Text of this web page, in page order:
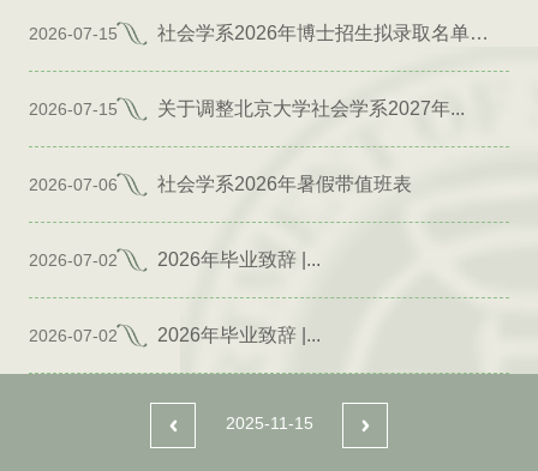
2026-07-15 社会学系2026年博士招生拟录取名单公示（专项）
2026-07-15 关于调整北京大学社会学系2027年...
2026-07-06 社会学系2026年暑假带值班表
2026-07-02 2026年毕业致辞 |...
2026-07-02 2026年毕业致辞 |...
2025-11-15